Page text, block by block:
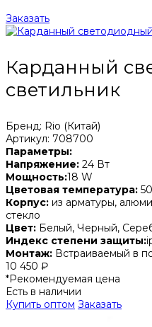
Заказать
Карданный
светильник
Бренд: Rio (Китай)
Артикул: 708700
Параметры:
Напряжение: 24 Вт
Мощность:18 W
Цветовая температура:
Корпус: из арматуры,
стекло
Цвет: Белый, Черный,
Индекс степени защиты:
Монтаж: Встраиваемый в
10 450 ₽
*Рекомендуемая цена
Есть в наличии
Купить оптом Заказать